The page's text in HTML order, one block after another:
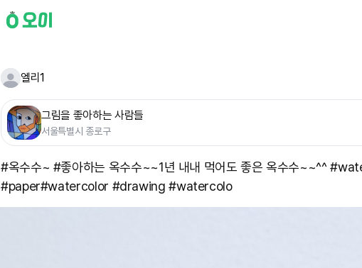
엘리1
그림을 좋아하는 사람들
서울특별시 종로구
#옥수수~ #좋아하는 옥수수~~1년 내내 먹어도 좋은 옥수수~~^^
#paper ​#watercolor #drawing #watercolo